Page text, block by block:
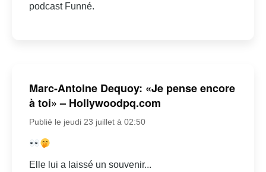
podcast Funné.
Marc-Antoine Dequoy: «Je pense encore
à toi» – Hollywoodpq.com
Publié le jeudi 23 juillet à 02:50
Elle lui a laissé un souvenir...